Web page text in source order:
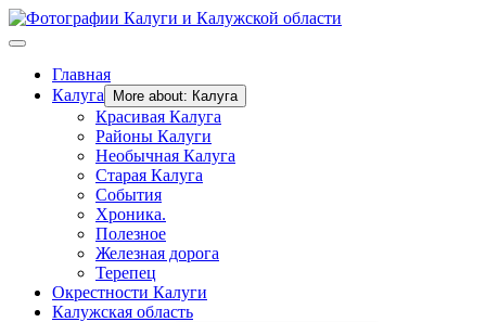
Главная
Калуга
More about: Калуга
Красивая Калуга
Районы Калуги
Необычная Калуга
Старая Калуга
События
Хроника.
Полезное
Железная дорога
Терепец
Окрестности Калуги
Калужская область